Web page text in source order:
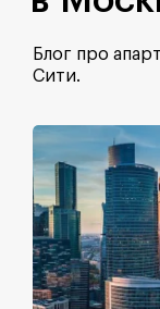
Блог про
Сити.